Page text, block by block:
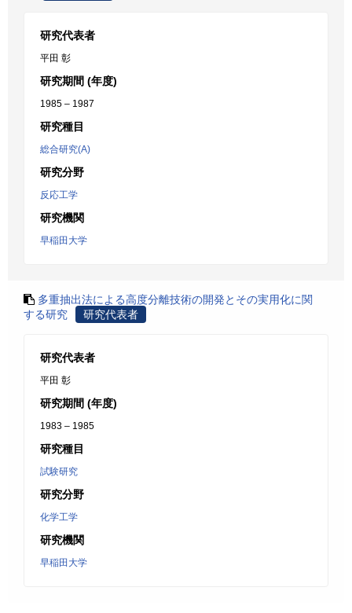
研究代表者
平田 彰
研究期間 (年度)
1985 – 1987
研究種目
総合研究(A)
研究分野
反応工学
研究機関
早稲田大学
多重抽出法による高度分離技術の開発とその実用化に関
する研究
研究代表者
研究代表者
平田 彰
研究期間 (年度)
1983 – 1985
研究種目
試験研究
研究分野
化学工学
研究機関
早稲田大学